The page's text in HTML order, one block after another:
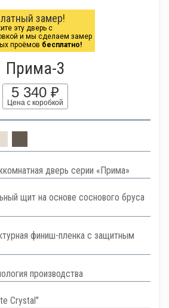
замер!
эту дверь с
и мы сделаем замер
проёмов бесплатно!
Прима-3
5 340 ₽
Цена с коробкой
дверь серии «Прима»
щит на основе соснового бруса
финиш-пленка с защитным
производства
Сrystal"